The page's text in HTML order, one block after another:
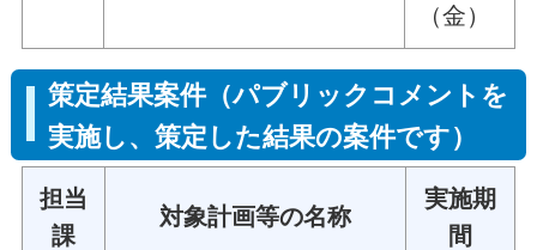
（金）
策定結果案件（パブリックコメントを
実施し、策定した結果の案件です）
担当
課
対象計画等の名称
実施期
間